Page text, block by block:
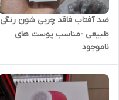
ضد آفتاب فاقد چربی شون رنگی
طبیعی -مناسب پوست های
چرب SPF50
ناموجود